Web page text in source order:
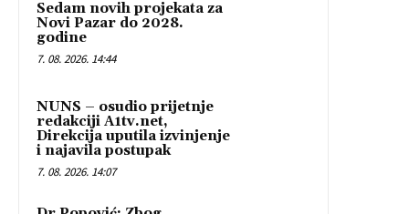
Sedam novih projekata za
Novi Pazar do 2028.
godine
7. 08. 2026. 14:44
NUNS – osudio prijetnje
redakciji A1tv.net,
Direkcija uputila izvinjenje
i najavila postupak
7. 08. 2026. 14:07